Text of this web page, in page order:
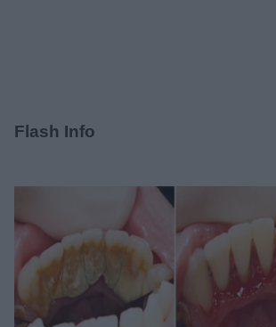
Flash Info